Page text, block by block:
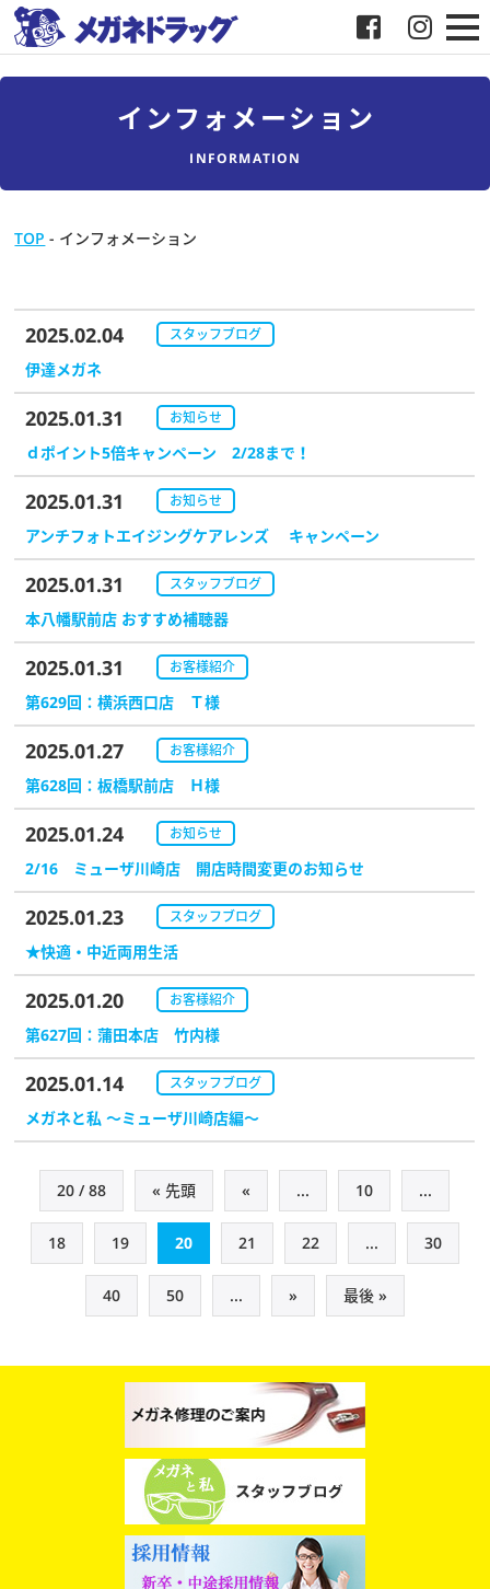
メガネドラッグについて
お客様紹介
メディア協力
インフォメーション
INFORMATION
TOP - インフォメーション
2025.02.04 スタッフブログ
伊達メガネ
2025.01.31 お知らせ
ｄポイント5倍キャンペーン 2/28まで！
2025.01.31 お知らせ
アンチフォトエイジングケアレンズ キャンペーン
2025.01.31 スタッフブログ
本八幡駅前店 おすすめ補聴器
2025.01.31 お客様紹介
第629回：横浜西口店 Ｔ様
2025.01.27 お客様紹介
第628回：板橋駅前店 Ｈ様
2025.01.24 お知らせ
2/16 ミューザ川崎店 開店時間変更のお知らせ
2025.01.23 スタッフブログ
★快適・中近両用生活
2025.01.20 お客様紹介
第627回：蒲田本店 竹内様
2025.01.14 スタッフブログ
メガネと私 ～ミューザ川崎店編～
20 / 88 « 先頭 « ... 10 ...
18 19 20 21 22 ... 30
40 50 ... » 最後 »